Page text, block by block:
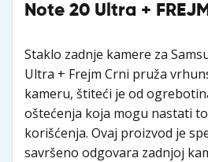
Note 20 Ultra +
Staklo zadnje kamere za
Ultra + Frejm Crni pruža
kameru, štiteći je od
oštećenja koja mogu nastati
korišćenja. Ovaj proizvod je
savršeno odgovara zadnjoj